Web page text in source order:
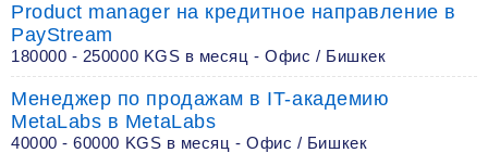
Product manager на кредитное направление в
PayStream
180000 - 250000 KGS в месяц - Офис / Бишкек
Менеджер по продажам в IT-академию
MetaLabs в MetaLabs
40000 - 60000 KGS в месяц - Офис / Бишкек